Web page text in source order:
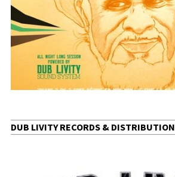
DUB LIVITY RECORDS & DISTRIBUTION